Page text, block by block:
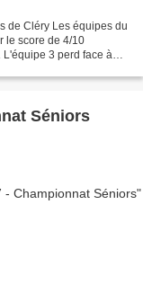
de Cléry Les équipes du
le score de 4/10
L'équipe 3 perd face à
Séniors